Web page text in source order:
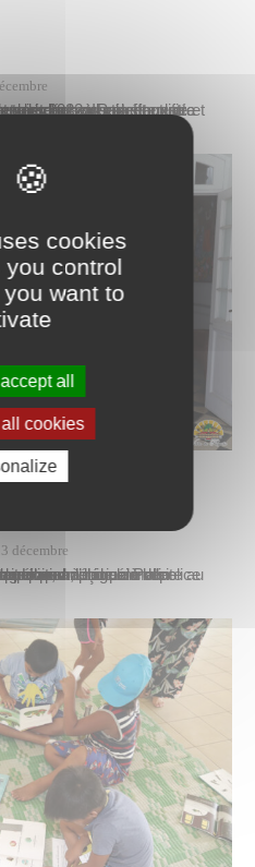
décembre
était accompagné pour l’occasion de Roger Lamy, directeur de la police municipale de Papeete. M. Brotherson était quand à lui…
cookies
you control
want to
all
all cookies